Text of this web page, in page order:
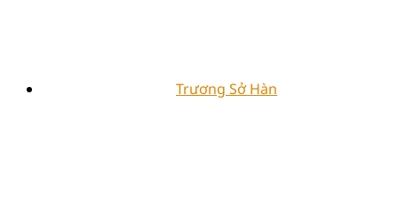
Trương Sở Hàn